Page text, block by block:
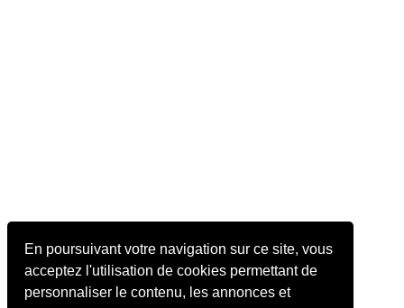
En poursuivant votre navigation sur ce site, vous
acceptez l'utilisation de cookies permettant de
personnaliser le contenu, les annonces et